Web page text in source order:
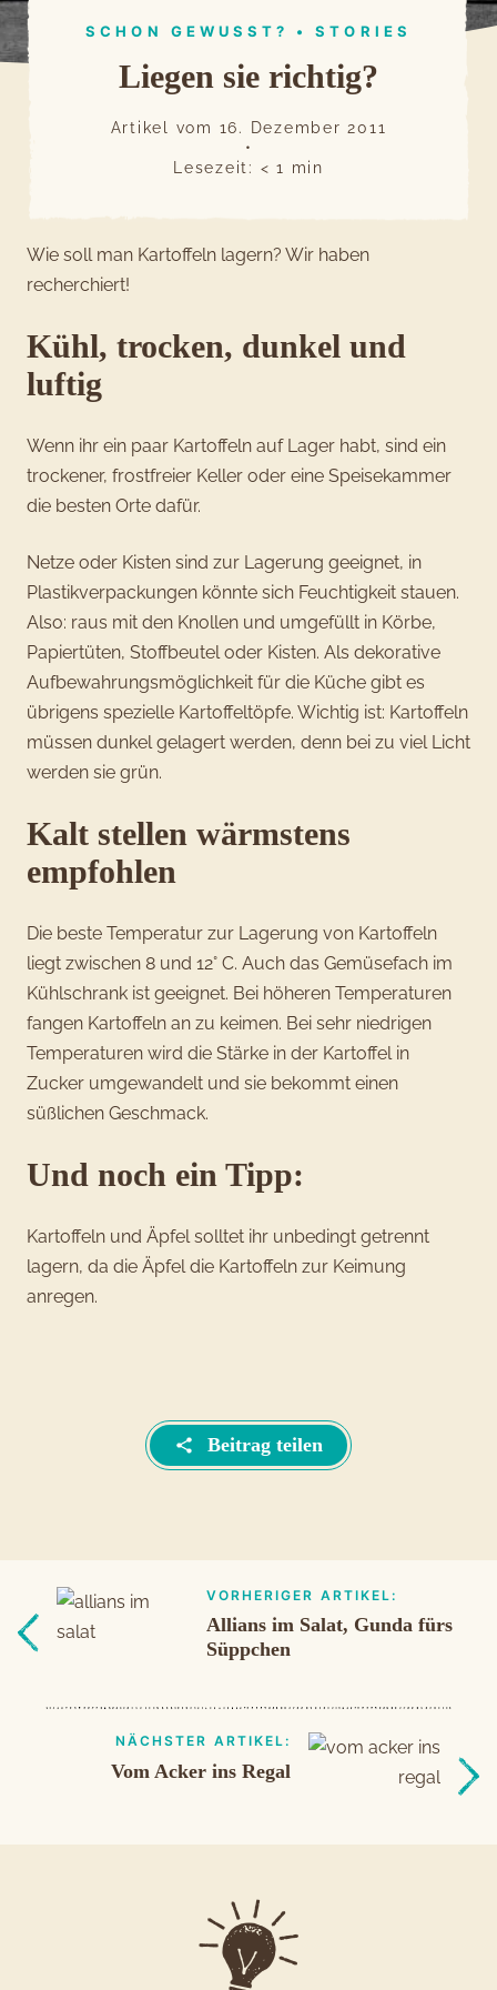
SCHON GEWUSST? •STORIES
Liegen sie richtig?
Artikel vom 16. Dezember 2011
•
Lesezeit: < 1 min
Wie soll man Kartoffeln lagern? Wir haben
recherchiert!
Kühl, trocken, dunkel und
luftig
Wenn ihr ein paar Kartoffeln auf Lager habt, sind ein
trockener, frostfreier Keller oder eine Speisekammer
die besten Orte dafür.
Netze oder Kisten sind zur Lagerung geeignet, in
Plastikverpackungen könnte sich Feuchtigkeit stauen.
Also: raus mit den Knollen und umgefüllt in Körbe,
Papiertüten, Stoffbeutel oder Kisten. Als dekorative
Aufbewahrungsmöglichkeit für die Küche gibt es
übrigens spezielle Kartoffeltöpfe. Wichtig ist: Kartoffeln
müssen dunkel gelagert werden, denn bei zu viel Licht
werden sie grün.
Kalt stellen wärmstens
empfohlen
Die beste Temperatur zur Lagerung von Kartoffeln
liegt zwischen 8 und 12° C. Auch das Gemüsefach im
Kühlschrank ist geeignet. Bei höheren Temperaturen
fangen Kartoffeln an zu keimen. Bei sehr niedrigen
Temperaturen wird die Stärke in der Kartoffel in
Zucker umgewandelt und sie bekommt einen
süßlichen Geschmack.
Und noch ein Tipp:
Kartoffeln und Äpfel solltet ihr unbedingt getrennt
lagern, da die Äpfel die Kartoffeln zur Keimung
anregen.
Beitrag teilen
Beitragsnavigation
Vorheriger
Artikel
VORHERIGER ARTIKEL:
Allians im Salat, Gunda fürs
Süppchen
NÄCHSTER ARTIKEL:
Vom Acker ins Regal